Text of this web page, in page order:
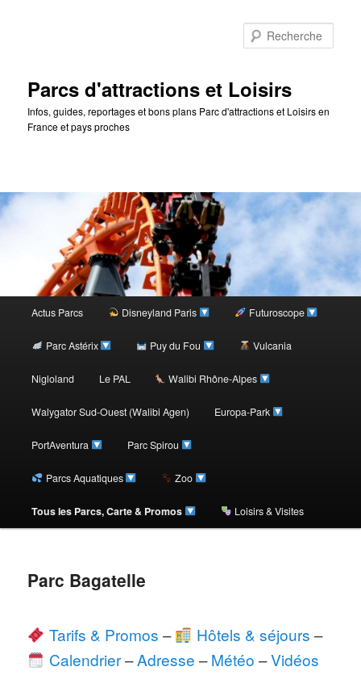
Parcs d'attractions et Loisirs
Infos, guides, reportages et bons plans Parc d'attractions et Loisirs en
France et pays proches
Menu
Aller
contenu
Actus Parcs Disneyland Paris Futuroscope
Parc Astérix Puy du Fou Vulcania
Nigloland Le PAL Walibi Rhône-Alpes
Walygator Sud-Ouest (Walibi Agen) Europa-Park
PortAventura Parc Spirou
Parcs Aquatiques Zoo
Tous les Parcs, Carte & Promos Loisirs & Visites
Parc Bagatelle
Tarifs & Promos – Hôtels & séjours –
Calendrier–Adresse –Météo –Vidéos